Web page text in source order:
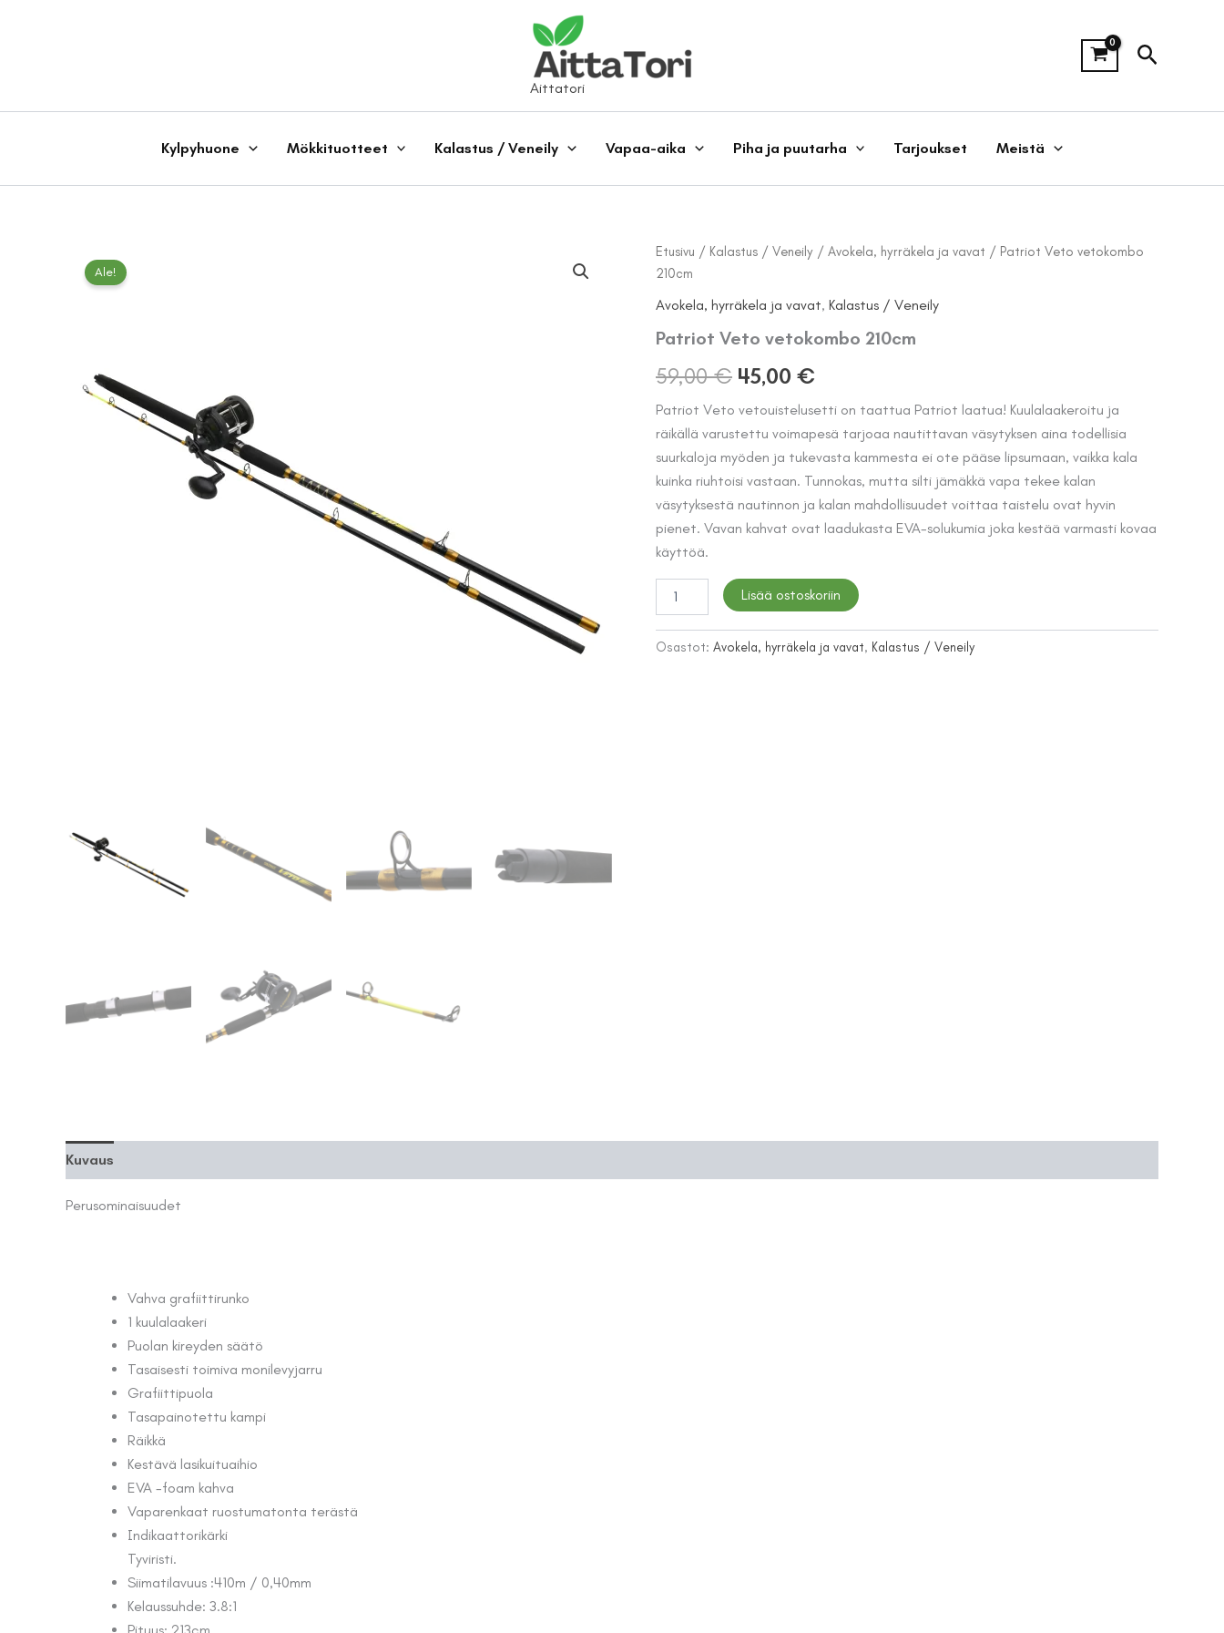
Aittatori
Hae
Kylpyhuone Mökkituotteet Kalastus / Veneily Vapaa-aika Piha ja puutarha Tarjoukset Meistä
Ale!
Etusivu / Kalastus / Veneily / Avokela, hyrräkela ja vavat / Patriot Veto vetokombo
210cm
Avokela, hyrräkela ja vavat, Kalastus / Veneily
Patriot Veto vetokombo 210cm
59,00€ Alkuperäinen
hinta
oli:
59,00 €.
45,00 €
hinta
on:
45,00 €.
Patriot Veto vetouistelusetti on taattua Patriot laatua! Kuulalaakeroitu ja
räikällä varustettu voimapesä tarjoaa nautittavan väsytyksen aina todellisia
suurkaloja myöden ja tukevasta kammesta ei ote pääse lipsumaan, vaikka kala
kuinka riuhtoisi vastaan. Tunnokas, mutta silti jämäkkä vapa tekee kalan
väsytyksestä nautinnon ja kalan mahdollisuudet voittaa taistelu ovat hyvin
pienet. Vavan kahvat ovat laadukasta EVA-solukumia joka kestää varmasti kovaa
käyttöä.
Veto
210cm
Lisää ostoskoriin
Osastot: Avokela, hyrräkela ja vavat, Kalastus / Veneily
Kuvaus
Perusominaisuudet
Vahva grafiittirunko
1 kuulalaakeri
Puolan kireyden säätö
Tasaisesti toimiva monilevyjarru
Grafiittipuola
Tasapainotettu kampi
Räikkä
Kestävä lasikuituaihio
EVA -foam kahva
Vaparenkaat ruostumatonta terästä
Indikaattorikärki
Tyviristi.
Siimatilavuus :410m / 0,40mm
Kelaussuhde: 3.8:1
Pituus: 213cm